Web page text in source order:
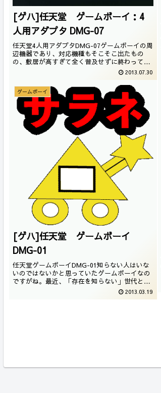
[ゲハ]任天堂 ゲームボーイ：4
人用アダプタ DMG-07
任天堂4人用アダプタDMG-07ゲームボーイの周
辺機器であり、対応機種もそこそこ出たもの
の、敷居が高すぎて全く普及せずに終わってし
まった。そんな、悲しい周辺機器がこの、4人
用アダプタでございます。・<ゲームボーイ本
体
2013.07.30
ゲームボーイ
[ゲハ]任天堂 ゲームボーイ
DMG-01
任天堂ゲームボーイDMG-01知らない人はいな
いのではないかと思っていたゲームボーイなの
ですがね。最近、「存在を知らない」世代と関
わることが多く、悲しいのです。ファミコンと
共に、間違いなくゲーム史を変えたこのゲーム
2013.03.19